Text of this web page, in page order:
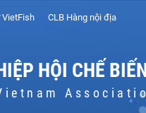
VietFish CLB Hàng nội địa
HỘI CHẾ